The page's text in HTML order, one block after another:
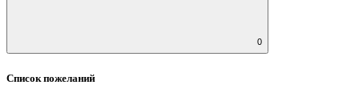
0
Список пожеланий